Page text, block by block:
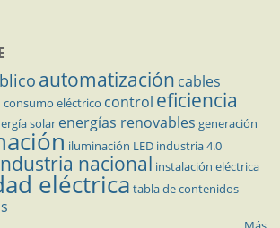
automatización cables
consumo eléctrico control eficiencia
solar energías renovables generación
iluminación LED industria 4.0
nacional instalación eléctrica
eléctrica tabla de contenidos